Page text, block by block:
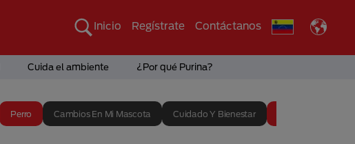
Inicio Regístrate Contáctanos
Cuida el ambiente ¿Por qué Purina?
Perro Cambios En Mi Mascota Cuidado Y Bienestar